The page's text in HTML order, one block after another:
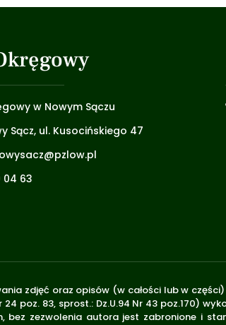
w Nowym Sączu
Sącz, ul. Kusocińskiego 47
04 63
zdjęć oraz opisów (w całości lub w
24 poz. 83, sprost.: Dz.U.94 Nr 43 poz.170)
bez zezwolenia autora jest zabronione i